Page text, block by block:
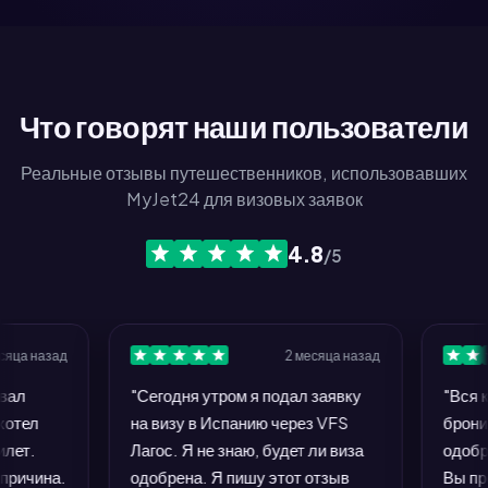
Что говорят наши пользователи
Реальные отзывы путешественников, использовавших
MyJet24 для визовых заявок
4.8/5
2 месяца назад
"Сегодня утром я подал заявку
на визу в Испанию через VFS
Лагос. Я не знаю, будет ли виза
одобрена. Я пишу этот отзыв
"Вся
Вы